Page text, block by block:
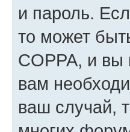
и пароль.
то может
COPPA, и вы
вам
ваш случай,